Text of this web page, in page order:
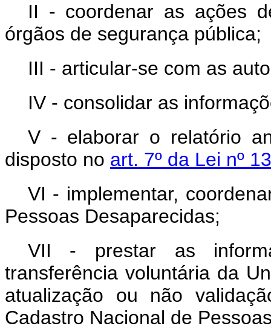
II - coordenar as ações
órgãos de segurança pública;
III - articular-se com as
IV - consolidar as
V - elaborar o relatório
disposto no art. 7º da Lei nº
VI - implementar,
Pessoas Desaparecidas;
VII - prestar as
transferência voluntária da
atualização ou não
Cadastro Nacional de